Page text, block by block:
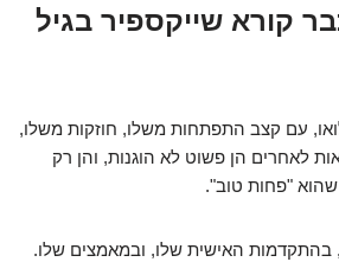
קורא שייקספיר בגיל
עם קצב התפתחות משלו, חוזקות משלו,
לאחרים הן פשוט לא הוגנות, והן רק
שהוא "פחות טוב".
האישית שלו, ובמאמצים שלו.